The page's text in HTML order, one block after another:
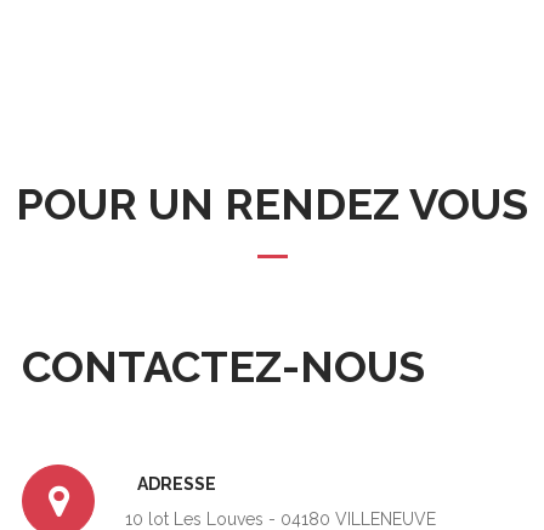
POUR UN RENDEZ VOUS
CONTACTEZ-NOUS
ADRESSE
10 lot Les Louves - 04180 VILLENEUVE